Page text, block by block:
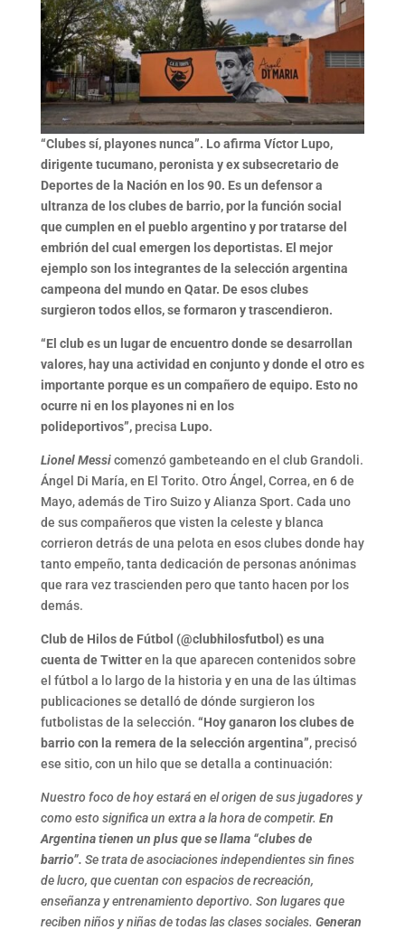
“Clubes sí, playones nunca”. Lo afirma Víctor Lupo,
dirigente tucumano, peronista y ex subsecretario de
Deportes de la Nación en los 90. Es un defensor a
ultranza de los clubes de barrio, por la función social
que cumplen en el pueblo argentino y por tratarse del
embrión del cual emergen los deportistas. El mejor
ejemplo son los integrantes de la selección argentina
campeona del mundo en Qatar. De esos clubes
surgieron todos ellos, se formaron y trascendieron.
“El club es un lugar de encuentro donde se desarrollan
valores, hay una actividad en conjunto y donde el otro es
importante porque es un compañero de equipo. Esto no
ocurre ni en los playones ni en los
polideportivos”,precisa Lupo.
Lionel Messicomenzó gambeteando en el club Grandoli.
Ángel Di María, en El Torito. Otro Ángel, Correa, en 6 de
Mayo, además de Tiro Suizo y Alianza Sport. Cada uno
de sus compañeros que visten la celeste y blanca
corrieron detrás de una pelota en esos clubes donde hay
tanto empeño, tanta dedicación de personas anónimas
que rara vez trascienden pero que tanto hacen por los
demás.
Club de Hilos de Fútbol (@clubhilosfutbol) es una
cuenta de Twitteren la que aparecen contenidos sobre
el fútbol a lo largo de la historia y en una de las últimas
publicaciones se detalló de dónde surgieron los
futbolistas de la selección. “Hoy ganaron los clubes de
barrio con la remera de la selección argentina”, precisó
ese sitio, con un hilo que se detalla a continuación:
Nuestro foco de hoy estará en el origen de sus jugadores y
como esto significa un extra a la hora de competir. En
Argentina tienen un plus que se llama “clubes de
barrio”. Se trata de asociaciones independientes sin fines
de lucro, que cuentan con espacios de recreación,
enseñanza y entrenamiento deportivo. Son lugares que
reciben niños y niñas de todas las clases sociales. Generan